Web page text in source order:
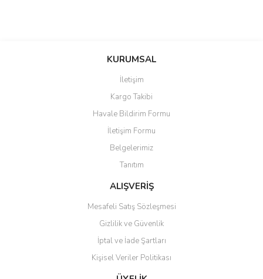
KURUMSAL
İletişim
Kargo Takibi
Havale Bildirim Formu
İletişim Formu
Belgelerimiz
Tanıtım
ALIŞVERİŞ
Mesafeli Satış Sözleşmesi
Gizlilik ve Güvenlik
İptal ve İade Şartları
Kişisel Veriler Politikası